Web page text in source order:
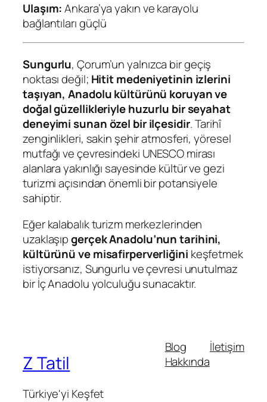
Ulaşım:Ankara’ya yakın ve karayolu
bağlantıları güçlü
Sungurlu, Çorum’un yalnızca bir geçiş
noktası değil; Hitit medeniyetinin izlerini
taşıyan, Anadolu kültürünü koruyan ve
doğal güzellikleriyle huzurlu bir seyahat
deneyimi sunan özel bir ilçesidir. Tarihî
zenginlikleri, sakin şehir atmosferi, yöresel
mutfağı ve çevresindeki UNESCO mirası
alanlara yakınlığı sayesinde kültür ve gezi
turizmi açısından önemli bir potansiyele
sahiptir.
Eğer kalabalık turizm merkezlerinden
uzaklaşıpgerçek Anadolu’nun tarihini,
kültürünü ve misafirperverliğini keşfetmek
istiyorsanız, Sungurlu ve çevresi unutulmaz
bir İç Anadolu yolculuğu sunacaktır.
Z Tatil
Türkiye'yi Keşfet
Blog
Hakkında
İletişim